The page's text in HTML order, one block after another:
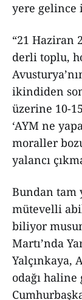
yere gelince
“21 Haziran
derli toplu,
ikindiden
üzerine 10-
‘AYM ne
moraller
yalancı
Bundan tam
mütevelli
biliyor
Martı’nda
Yalçınkaya,
odağı haline